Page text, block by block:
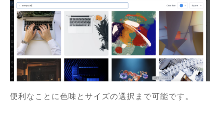
便利なことに色味とサイズの選択まで可能です。